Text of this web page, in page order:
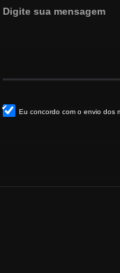
Eu concordo com o envio dos